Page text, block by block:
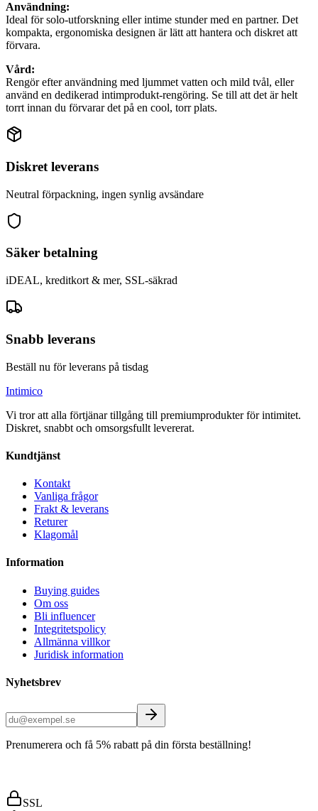
Användning:
Ideal för solo-utforskning eller intime stunder med en partner. Det
kompakta, ergonomiska designen är lätt att hantera och diskret att
förvara.
Vård:
Rengör efter användning med ljummet vatten och mild tvål, eller
använd en dedikerad intimprodukt-rengöring. Se till att det är helt
torrt innan du förvarar det på en cool, torr plats.
Diskret leverans
Neutral förpackning, ingen synlig avsändare
Säker betalning
iDEAL, kreditkort & mer, SSL-säkrad
Snabb leverans
Beställ nu för leverans på tisdag
Intimico
Vi tror att alla förtjänar tillgång till premiumprodukter för intimitet.
Diskret, snabbt och omsorgsfullt levererat.
Kundtjänst
Kontakt
Vanliga frågor
Frakt & leverans
Returer
Klagomål
Information
Buying guides
Om oss
Bli influencer
Integritetspolicy
Allmänna villkor
Juridisk information
Nyhetsbrev
Prenumerera och få 5% rabatt på din första beställning!
SSL